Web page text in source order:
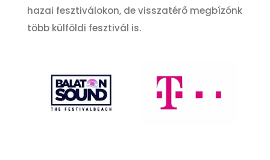
hazai fesztiválokon, de visszatérő megbízónk
több külföldi fesztivál is.